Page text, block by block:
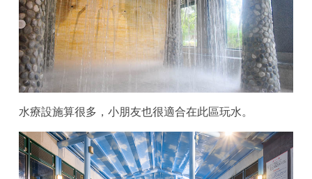
水療設施算很多，小朋友也很適合在此區玩水。